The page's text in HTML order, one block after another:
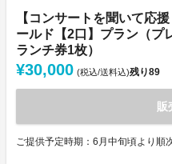
【コンサートを聞いて応
ールド【2口】プラン（プ
ランチ券1枚）
¥30,000 (税込/送料込)残り89
販
ご提供予定時期：6月中旬頃より順